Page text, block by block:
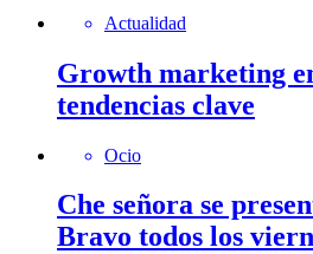
Actualidad
Growth marketing
tendencias clave
Ocio
Che señora se
Bravo todos los